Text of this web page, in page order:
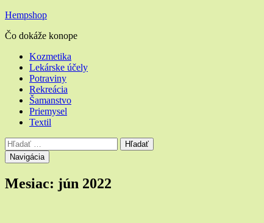
Hempshop
Čo dokáže konope
Hlavné
menu
Kozmetika
Lekárske účely
Potraviny
Rekreácia
Šamanstvo
Priemysel
Textil
Vyhľadávanie
Hľadať:
Navigácia
Mesiac: jún 2022